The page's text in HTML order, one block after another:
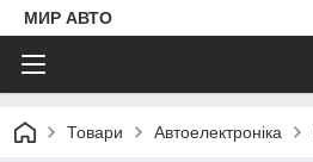
МИР АВТО
Товари Автоелектроніка